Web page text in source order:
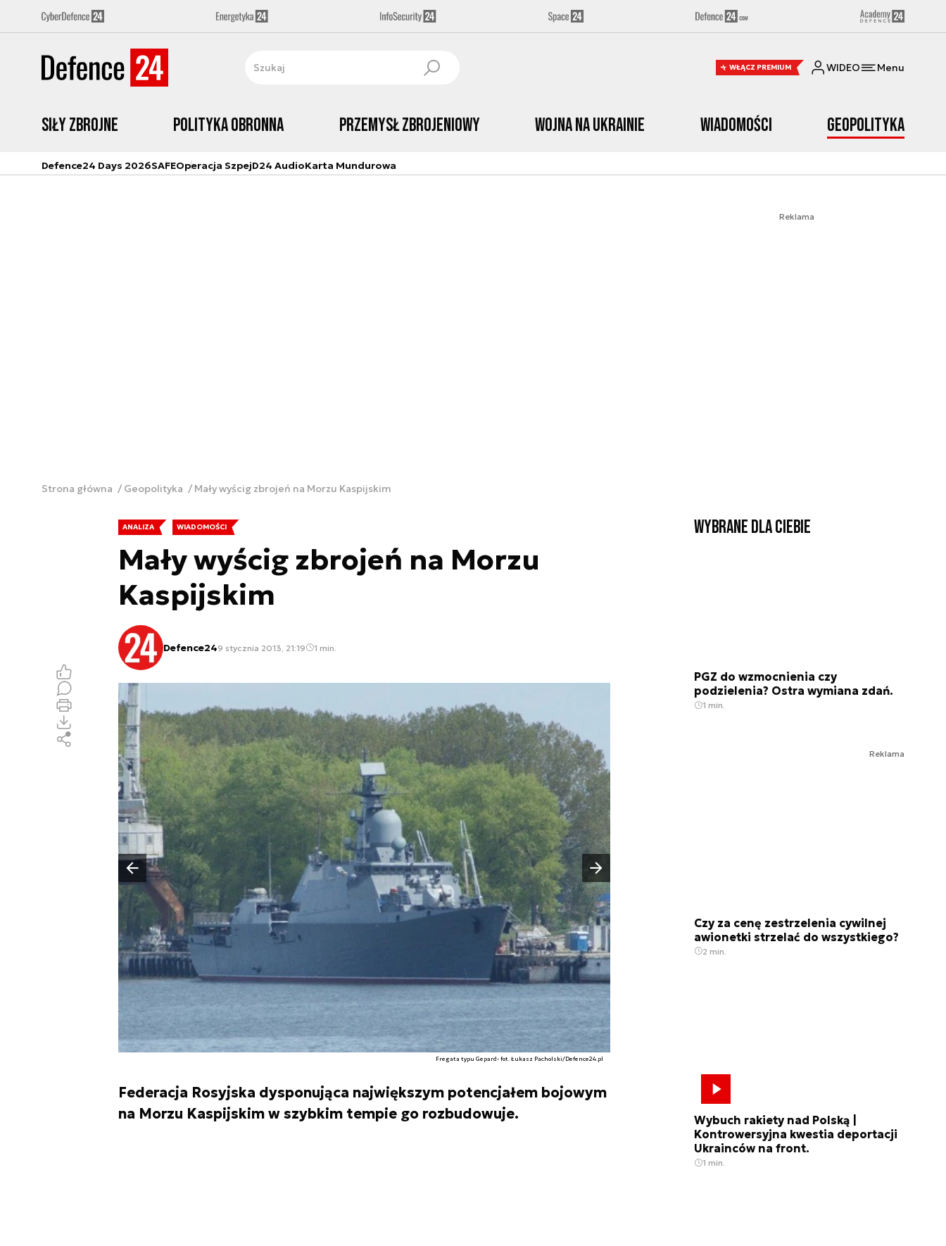
WŁĄCZ PREMIUM WIDEO Menu
Siły zbrojne Polityka obronna Przemysł Zbrojeniowy Wojna na Ukrainie Wiadomości Geopolityka
Defence24 Days 2026SAFEOperacja SzpejD24 AudioKarta Mundurowa
Reklama
Strona główna Geopolityka Mały wyścig zbrojeń na Morzu Kaspijskim
ANALIZA WIADOMOŚCI
Mały wyścig zbrojeń na Morzu
Kaspijskim
Defence249 stycznia 2013, 21:19 1 min.
Fregata typu Gepard- fot. Łukasz Pacholski/Defence24.pl
Poprzedni slajd
Następny slajd
Federacja Rosyjska dysponująca największym potencjałem bojowym
na Morzu Kaspijskim w szybkim tempie go rozbudowuje.
Wybrane dla Ciebie
PGZ do wzmocnienia czy
podzielenia? Ostra wymiana zdań.
1 min.
Reklama
Czy za cenę zestrzelenia cywilnej
awionetki strzelać do wszystkiego?
2 min.
Wybuch rakiety nad Polską |
Kontrowersyjna kwestia deportacji
Ukrainców na front.
1 min.